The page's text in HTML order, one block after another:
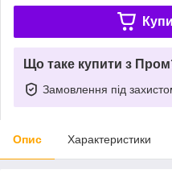
Що таке купити з
Замовлення під
Опис Характеристики